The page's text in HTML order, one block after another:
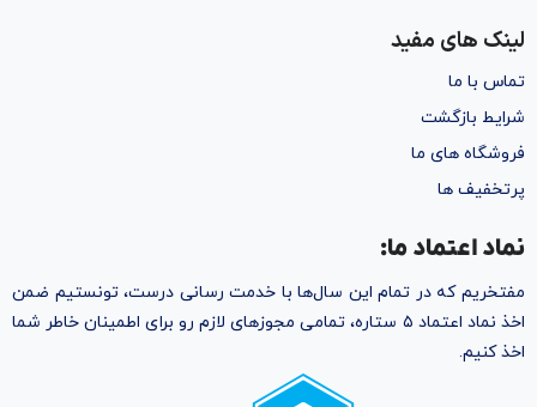
لینک های مفید
تماس با ما
شرایط بازگشت
فروشگاه های ما
پرتخفیف ها
نماد اعتماد ما:
مفتخریم که در تمام این سال‌ها با خدمت رسانی درست، تونستیم ضمن
اخذ نماد اعتماد ۵ ستاره، تمامی مجوز‌های لازم رو برای اطمینان خاطر شما
اخذ کنیم.